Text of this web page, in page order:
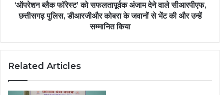
‘ऑपरेशन ब्लैक फॉरेस्ट’ को सफलतापूर्वक अंजाम देने वाले सीआरपीएफ,
छत्तीसगढ़ पुलिस, डीआरजीऔर कोबरा के जवानों से भेंट की और उन्हें
सम्मानित किया
Related Articles